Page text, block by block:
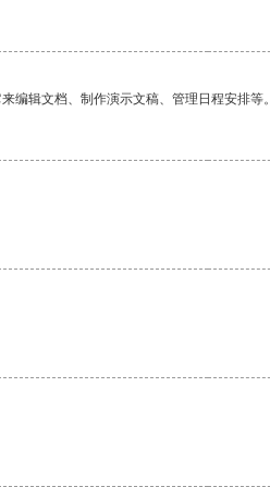
编辑文档、制作演示文稿、管理日程安排等。